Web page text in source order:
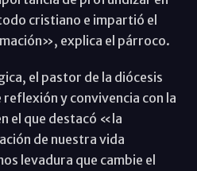
cristiano e impartió el
explica el párroco.
el pastor de la diócesis
y convivencia con la
el que destacó «la
de nuestra vida
levadura que cambie el